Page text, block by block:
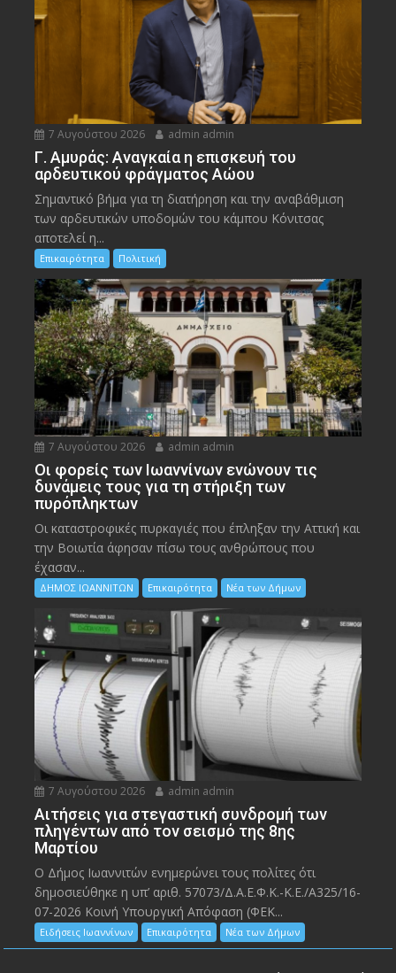
7 Αυγούστου 2026 admin admin
Γ. Αμυράς: Αναγκαία η επισκευή του
αρδευτικού φράγματος Αώου
Σημαντικό βήμα για τη διατήρηση και την αναβάθμιση
των αρδευτικών υποδομών του κάμπου Κόνιτσας
αποτελεί η...
Επικαιρότητα Πολιτική
7 Αυγούστου 2026 admin admin
Οι φορείς των Ιωαννίνων ενώνουν τις
δυνάμεις τους για τη στήριξη των
πυρόπληκτων
Οι καταστροφικές πυρκαγιές που έπληξαν την Αττική και
την Bοιωτία άφησαν πίσω τους ανθρώπους που
έχασαν...
ΔΗΜΟΣ ΙΩΑΝΝΙΤΩΝ Επικαιρότητα Νέα των Δήμων
7 Αυγούστου 2026 admin admin
Αιτήσεις για στεγαστική συνδρομή των
πληγέντων από τον σεισμό της 8ης
Μαρτίου
Ο Δήμος Ιωαννιτών ενημερώνει τους πολίτες ότι
δημοσιεύθηκε η υπ’ αριθ. 57073/Δ.Α.Ε.Φ.Κ.-Κ.Ε./Α325/16-
07-2026 Κοινή Υπουργική Απόφαση (ΦΕΚ...
Ειδήσεις Ιωαννίνων Επικαιρότητα Νέα των Δήμων